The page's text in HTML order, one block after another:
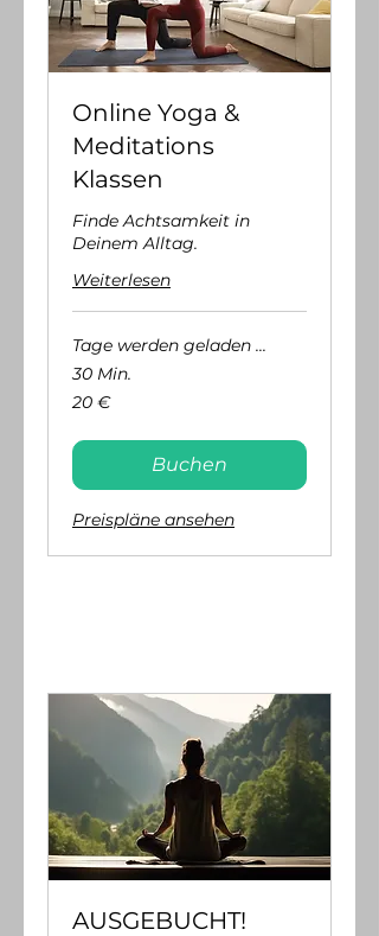
Online Yoga &
Meditations
Klassen
Finde Achtsamkeit in
Deinem Alltag.
Weiterlesen
Tage werden geladen ...
30 Min.
20
Euro
20 €
Buchen
Preispläne ansehen
AUSGEBUCHT!